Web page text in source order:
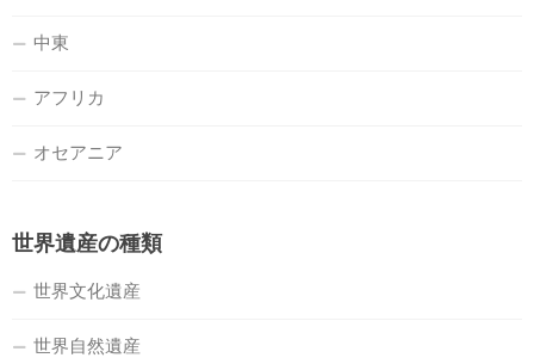
中東
アフリカ
オセアニア
世界遺産の種類
世界文化遺産
世界自然遺産